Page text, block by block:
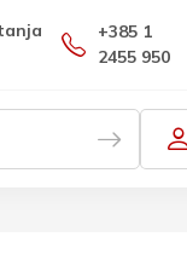
+385 1
2455 950